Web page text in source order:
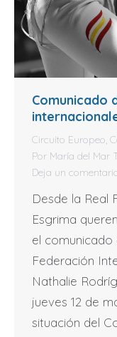
Comunicado
Circuito Europeo,
Por María del Mar
Deja un
Desde la Real
Esgrima
el comunicado
Federación
Nathalie
jueves 12 de
situación del